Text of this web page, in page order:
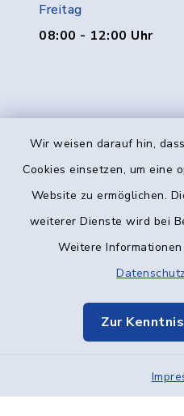
Wir weisen darauf hin,
Cookies einsetzen, um eine
Website zu ermöglichen.
weiterer Dienste wird bei
Weitere
Zur
Freitag
08:00 - 12:00 Uhr
Elektronische